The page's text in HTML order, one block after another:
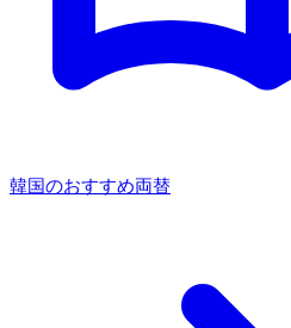
韓国のおすすめ両替